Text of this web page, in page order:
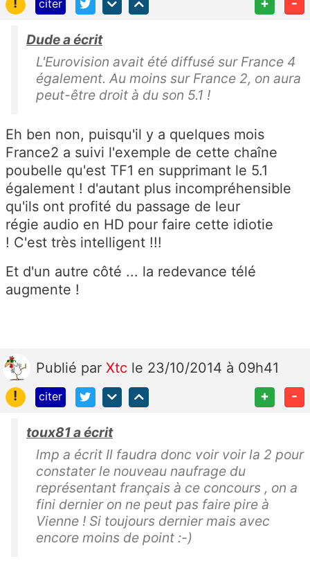
citer
Dude a écrit
L'Eurovision avait été diffusé sur France 4
également. Au moins sur France 2, on aura
peut-être droit à du son 5.1 !
Eh ben non, puisqu'il y a quelques mois
France2 a suivi l'exemple de cette chaîne
poubelle qu'est TF1 en supprimant le 5.1
également ! d'autant plus incompréhensible
qu'ils ont profité du passage de leur
régie audio en HD pour faire cette idiotie
! C'est très intelligent !!!
Et d'un autre côté ... la redevance télé
augmente !
Publié par Xtc le 23/10/2014 à 09h41
!
citer + -
toux81 a écrit
lmp a écrit Il faudra donc voir voir la 2 pour
constater le nouveau naufrage du
représentant français à ce concours , on a
fini dernier on ne peut pas faire pire à
Vienne ! Si toujours dernier mais avec
encore moins de point :-)